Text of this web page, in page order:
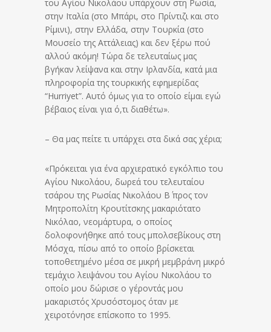
του Αγίου Νικολάου υπάρχουν στη Ρωσία,
στην Ιταλία (στο Μπάρι, στο Πρίντιζι και στο
Ρίμινι), στην Ελλάδα, στην Τουρκία (στο
Μουσείο της Αττάλειας) και δεν ξέρω πού
αλλού ακόμη! Τώρα δε τελευταίως μας
βγήκαν λείψανα και στην Ιρλανδία, κατά μια
πληροφορία της τουρκικής εφημερίδας
“Ηurriyet”. Αυτό όμως για το οποίο είμαι εγώ
βέβαιος είναι για ό,τι διαθέτω».
– Θα μας πείτε τι υπάρχει στα δικά σας χέρια;
«Πρόκειται για ένα αρχιερατικό εγκόλπιο του
Αγίου Νικολάου, δωρεά του τελευταίου
τσάρου της Ρωσίας Νικολάου Β΄ προς τον
Μητροπολίτη Κρουτίτσκης μακαριότατο
Νικόλαο, νεομάρτυρα, ο οποίος
δολοφονήθηκε από τους μπολσεβίκους στη
Μόσχα, πίσω από το οποίο βρίσκεται
τοποθετημένο μέσα σε μικρή μεμβράνη μικρό
τεμάχιο λειψάνου του Αγίου Νικολάου το
οποίο μου δώρισε ο γέροντάς μου
μακαριστός Χρυσόστομος όταν με
χειροτόνησε επίσκοπο το 1995.